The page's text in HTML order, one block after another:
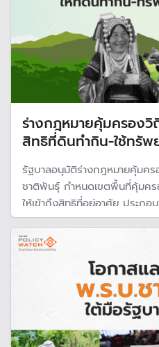
ร่างกฎหมายคุ้มครอง
สิทธิที่ดินทำกิน-ใช้ทรัพ
รัฐบาลอนุมัติร่างกฎหมายคุ้มค
ชาติพันธุ์ กำหนดเขตพื้นที่คุ้มค
ให้เข้าถึงสิทธิที่อยู่อาศัย ประกอ
ทรัพยากรธรรมชาติต่าง ๆ ใน
กำหนด แต่ต้องไม่ทำลายความห
ต่อสิ่งแวดล้อม